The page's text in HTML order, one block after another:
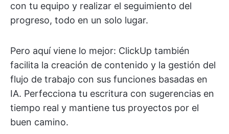
con tu equipo y realizar el seguimiento del
progreso, todo en un solo lugar.
Pero aquí viene lo mejor: ClickUp también
facilita la creación de contenido y la gestión del
flujo de trabajo con sus funciones basadas en
IA. Perfecciona tu escritura con sugerencias en
tiempo real y mantiene tus proyectos por el
buen camino.